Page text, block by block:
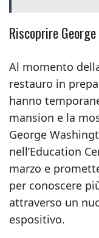
Riscoprire
Al momento
restauro in
hanno
mansion e la
George
nell’Education
marzo e
per conoscere
attraverso un
espositivo.